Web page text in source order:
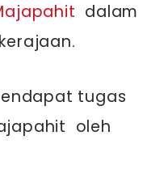
dalam
tugas
oleh